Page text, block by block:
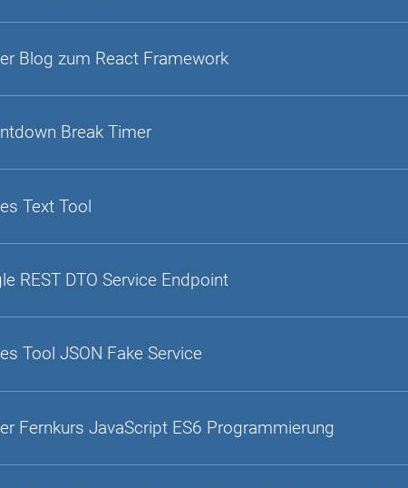
Blog zum React Framework
Break Timer
Text Tool
REST DTO Service Endpoint
Tool JSON Fake Service
Fernkurs JavaScript ES6 Programmierung